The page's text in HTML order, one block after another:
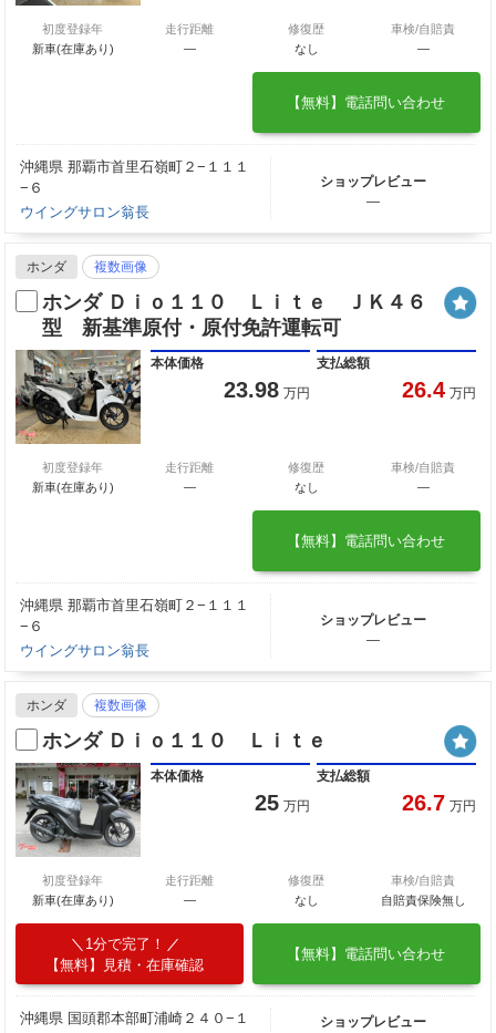
初度登録年
新車(在庫あり)
走行距離
―
修復歴
なし
車検/自賠責
―
【無料】電話問い合わせ
沖縄県 那覇市首里石嶺町２−１１１
−６
ウイングサロン翁長
ショップレビュー
―
ホンダ 複数画像
ホンダ Ｄｉｏ１１０ Ｌｉｔｅ ＪＫ４６
型 新基準原付・原付免許運転可
本体価格
23.98 万円
支払総額
26.4 万円
初度登録年
新車(在庫あり)
走行距離
―
修復歴
なし
車検/自賠責
―
【無料】電話問い合わせ
沖縄県 那覇市首里石嶺町２−１１１
−６
ウイングサロン翁長
ショップレビュー
―
ホンダ 複数画像
ホンダ Ｄｉｏ１１０ Ｌｉｔｅ
本体価格
25 万円
支払総額
26.7 万円
初度登録年
新車(在庫あり)
走行距離
―
修復歴
なし
車検/自賠責
自賠責保険無し
1分で完了！
【無料】見積・在庫確認
【無料】電話問い合わせ
沖縄県 国頭郡本部町浦崎２４０−１
ショップレビュー